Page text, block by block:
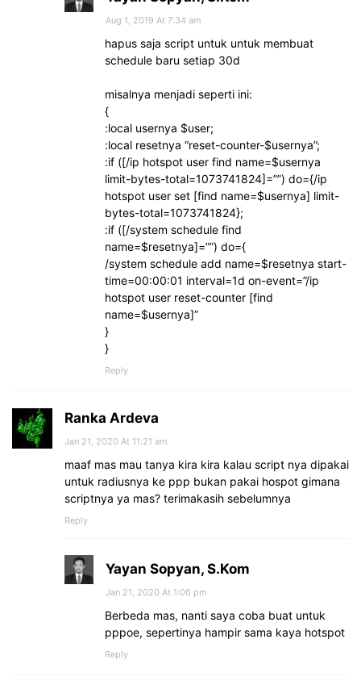
Aug 1, 2019 At 7:34 am
hapus saja script untuk untuk membuat
schedule baru setiap 30d
misalnya menjadi seperti ini:
{
:local usernya $user;
:local resetnya “reset-counter-$usernya”;
:if ([/ip hotspot user find name=$usernya
limit-bytes-total=1073741824]=””) do={/ip
hotspot user set [find name=$usernya] limit-
bytes-total=1073741824};
:if ([/system schedule find
name=$resetnya]=””) do={
/system schedule add name=$resetnya start-
time=00:00:01 interval=1d on-event=”/ip
hotspot user reset-counter [find
name=$usernya]”
}
}
Reply
Ranka Ardeva
Jan 21, 2020 At 11:21 am
maaf mas mau tanya kira kira kalau script nya dipakai
untuk radiusnya ke ppp bukan pakai hospot gimana
scriptnya ya mas? terimakasih sebelumnya
Reply
Yayan Sopyan, S.Kom
Jan 21, 2020 At 1:06 pm
Berbeda mas, nanti saya coba buat untuk
pppoe, sepertinya hampir sama kaya hotspot
Reply